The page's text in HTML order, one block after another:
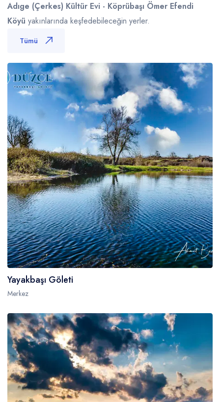
Adıge (Çerkes) Kültür Evi - Köprübaşı Ömer Efendi
Köyü yakınlarında keşfedebileceğin yerler.
Tümü
Yayakbaşı Göleti
Merkez